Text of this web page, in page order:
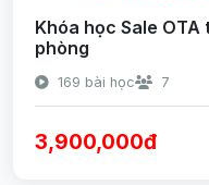
Khóa học Sale OTA
phòng
169 bài học 7
3,900,000đ